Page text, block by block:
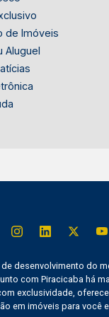
Frias Neto
de 37 anos no
Piracicaba. Agende
de Imóveis
Aluguel
desenvolvimento do
com Piracicaba há
exclusividade,
em imóveis para você